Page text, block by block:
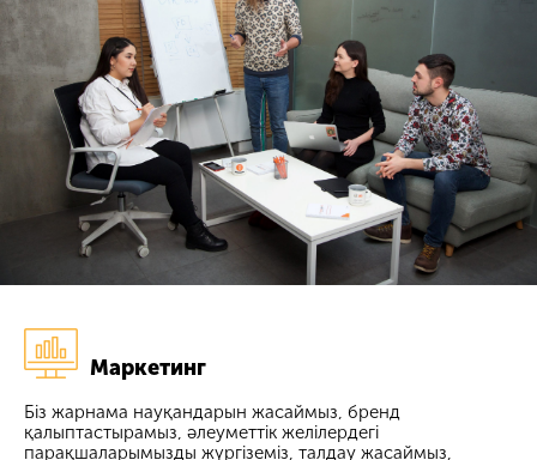
Маркетинг
Біз жарнама науқандарын жасаймыз, бренд
қалыптастырамыз, әлеуметтік желілердегі
парақшаларымызды жүргіземіз, талдау жасаймыз,